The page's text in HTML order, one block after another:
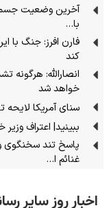
آخرین وضعیت
با…
فارن افرز: جنگ با
کند
انصارالله:
خواهد شد
سنای آمریکا لایحه
ببینید| اعتراف
پاسخ تند سخنگوی
غنائم ا…